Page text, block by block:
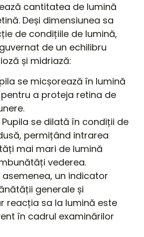
cantitatea de lumină
Deși dimensiunea sa
de condițiile de lumină,
de un echilibru
și midriază:
se micșorează în lumină
a proteja retina de
Pupila se dilată în condiții de
permițând intrarea
mai mari de lumină
vederea.
asemenea, un indicator
generale și
reacția sa la lumină este
în cadrul examinărilor